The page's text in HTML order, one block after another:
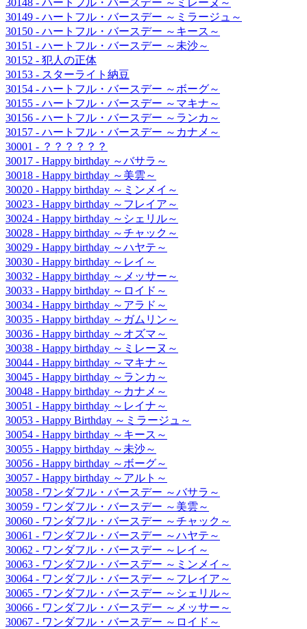
30149 - ハートフル・バースデー ～ミラージュ～
30150 - ハートフル・バースデー ～キース～
30151 - ハートフル・バースデー ～未沙～
30152 - 犯人の正体
30153 - スターライト納豆
30154 - ハートフル・バースデー ～ボーグ～
30155 - ハートフル・バースデー ～マキナ～
30156 - ハートフル・バースデー ～ランカ～
30157 - ハートフル・バースデー ～カナメ～
30001 - ？？？？？？
30017 - Happy birthday ～バサラ～
30018 - Happy birthday ～美雲～
30020 - Happy birthday ～ミンメイ～
30023 - Happy birthday ～フレイア～
30024 - Happy birthday ～シェリル～
30028 - Happy birthday ～チャック～
30029 - Happy birthday ～ハヤテ～
30030 - Happy birthday ～レイ～
30032 - Happy birthday ～メッサー～
30033 - Happy birthday ～ロイド～
30034 - Happy birthday ～アラド～
30035 - Happy birthday ～ガムリン～
30036 - Happy birthday ～オズマ～
30038 - Happy birthday ～ミレーヌ～
30044 - Happy birthday ～マキナ～
30045 - Happy birthday ～ランカ～
30048 - Happy birthday ～カナメ～
30051 - Happy birthday ～レイナ～
30053 - Happy Birthday ～ミラージュ～
30054 - Happy birthday ～キース～
30055 - Happy birthday ～未沙～
30056 - Happy birthday ～ボーグ～
30057 - Happy birthday ～アルト～
30058 - ワンダフル・バースデー ～バサラ～
30059 - ワンダフル・バースデー ～美雲～
30060 - ワンダフル・バースデー ～チャック～
30061 - ワンダフル・バースデー ～ハヤテ～
30062 - ワンダフル・バースデー ～レイ～
30063 - ワンダフル・バースデー ～ミンメイ～
30064 - ワンダフル・バースデー ～フレイア～
30065 - ワンダフル・バースデー ～シェリル～
30066 - ワンダフル・バースデー ～メッサー～
30067 - ワンダフル・バースデー ～ロイド～